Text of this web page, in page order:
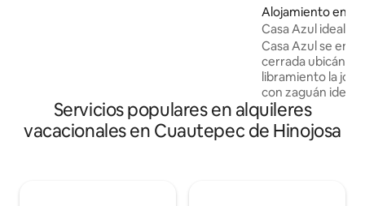
Alojamiento en
Casa Azul ideal
Casa Azul se
cerrada
libramiento la
con zaguán ideal
tiene un
sala comedor y
untencilios vacíos
Servicios populares en alquileres
vacacionales en Cuautepec de Hinojosa